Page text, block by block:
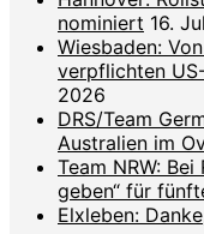
nominiert 16.
Wiesbaden:
verpflichten
2026
DRS/Team
Australien im
Team NRW:
geben“ für
Elxleben: